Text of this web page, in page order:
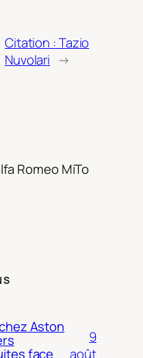
Citation : Tazio
Nuvolari →
Romeo MiTo
Aston
face
9
août